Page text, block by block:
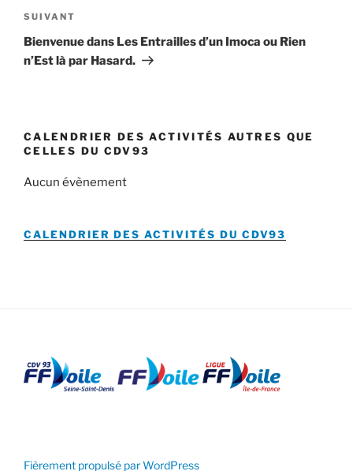
Article
suivant
SUIVANT
Bienvenue dans Les Entrailles d’un Imoca ou Rien
n’Est là par Hasard.
CALENDRIER DES ACTIVITÉS AUTRES QUE
CELLES DU CDV93
Aucun évènement
CALENDRIER DES ACTIVITÉS DU CDV93
Fièrement propulsé par WordPress